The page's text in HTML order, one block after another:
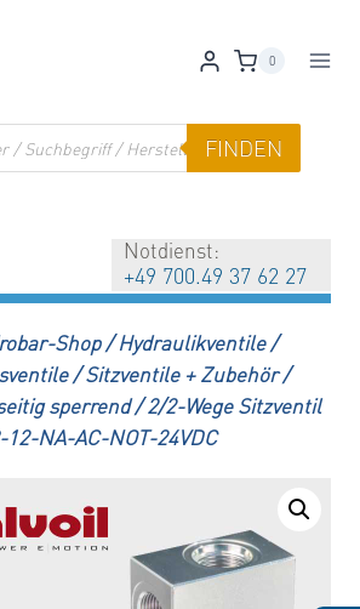
0
FINDEN
Notdienst:
+49 700.49 37 62 27
Shop /Hydraulikventile /
/Sitzventile + Zubehör /
sperrend / 2/2-Wege Sitzventil
12-NA-AC-NOT-24VDC